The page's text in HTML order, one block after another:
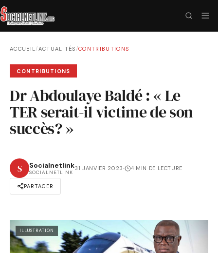
ACCUEIL/ACTUALITÉS /CONTRIBUTIONS
CONTRIBUTIONS
Dr Abdoulaye Baldé : « Le
TER serait-il victime de son
succès? »
S Socialnetlink
SOCIALNETLINK
31 JANVIER 2023· 4 MIN DE LECTURE
PARTAGER
ILLUSTRATION